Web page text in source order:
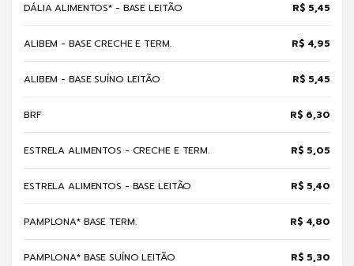
DÁLIA ALIMENTOS* - BASE LEITÃO R$ 5,45
ALIBEM - BASE CRECHE E TERM. R$ 4,95
ALIBEM - BASE SUÍNO LEITÃO R$ 5,45
BRF R$ 6,30
ESTRELA ALIMENTOS - CRECHE E TERM. R$ 5,05
ESTRELA ALIMENTOS - BASE LEITÃO R$ 5,40
PAMPLONA* BASE TERM. R$ 4,80
PAMPLONA* BASE SUÍNO LEITÃO R$ 5,30